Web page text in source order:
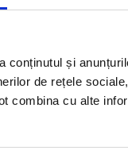
conținutul și
de rețele
combina cu alte